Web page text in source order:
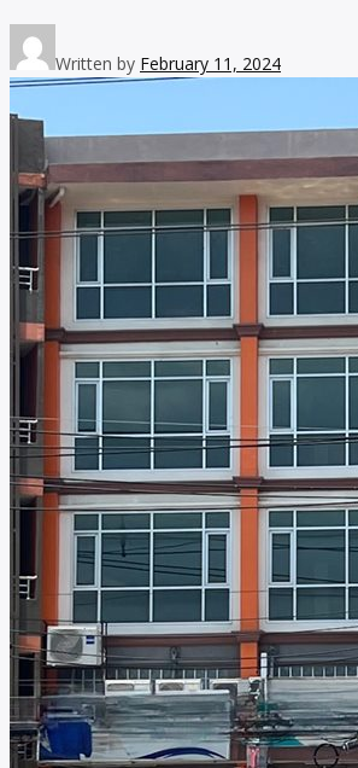
Written by February 11, 2024